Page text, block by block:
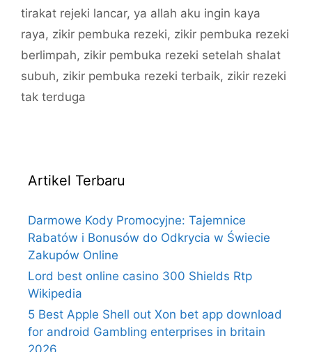
tirakat rejeki lancar, ya allah aku ingin kaya
raya, zikir pembuka rezeki, zikir pembuka rezeki
berlimpah, zikir pembuka rezeki setelah shalat
subuh, zikir pembuka rezeki terbaik, zikir rezeki
tak terduga
Artikel Terbaru
Darmowe Kody Promocyjne: Tajemnice
Rabatów i Bonusów do Odkrycia w Świecie
Zakupów Online
Lord best online casino 300 Shields Rtp
Wikipedia
5 Best Apple Shell out Xon bet app download
for android Gambling enterprises in britain
2026